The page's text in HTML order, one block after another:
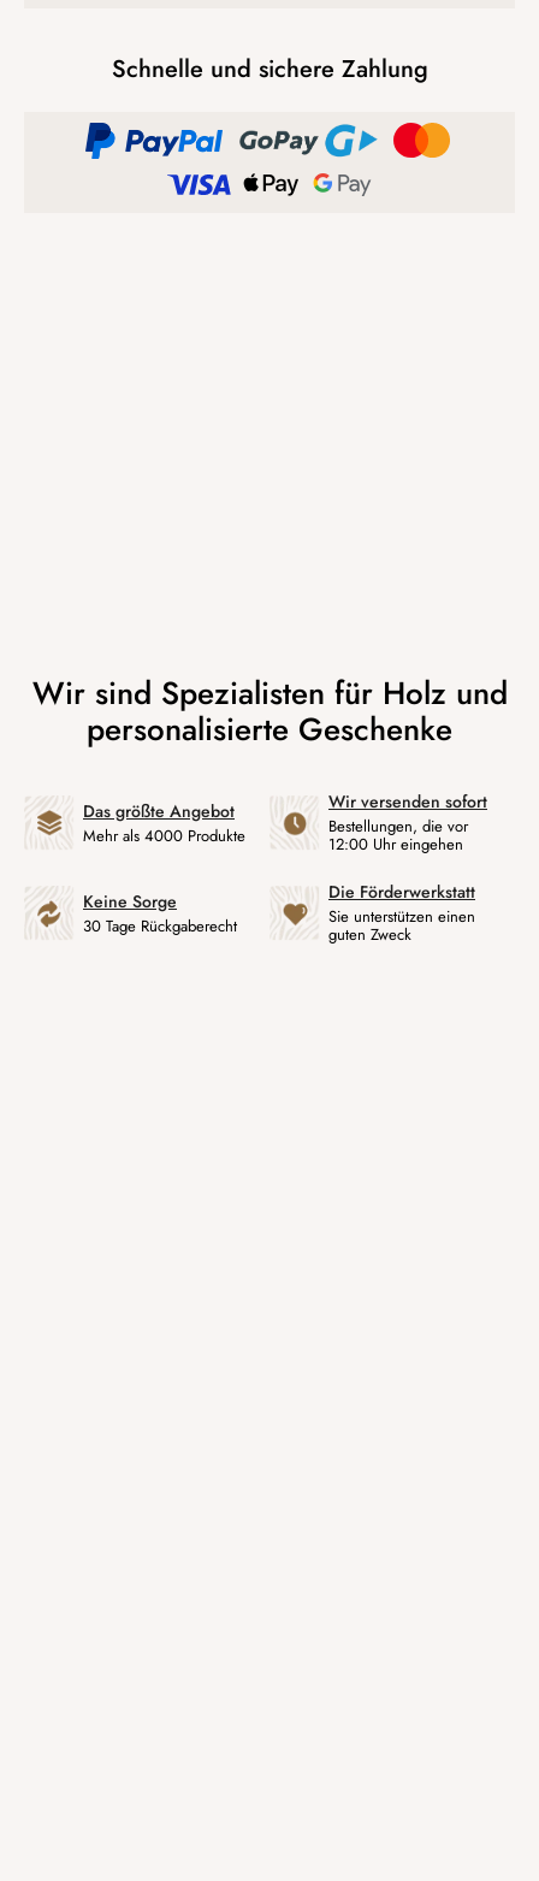
Schnelle und sichere Zahlung
Das größte Angebot
Mehr als 4000 Produkte
Wir versenden sofort
Bestellungen, die vor
12:00 Uhr eingehen
Keine Sorge
30 Tage Rückgaberecht
Die Förderwerkstatt
Sie unterstützen einen
guten Zweck